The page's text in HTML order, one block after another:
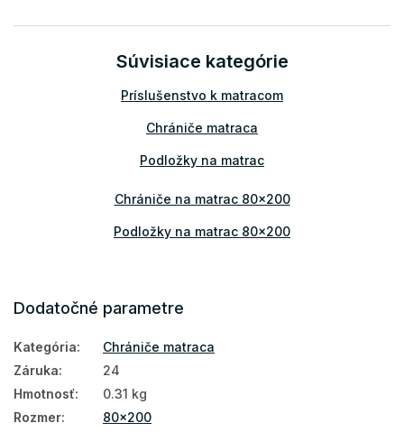
Súvisiace kategórie
Príslušenstvo k matracom
Chrániče matraca
Podložky na matrac
Chrániče na matrac 80x200
Podložky na matrac 80x200
Dodatočné parametre
Kategória:
Chrániče matraca
Záruka:
24
Hmotnosť:
0.31 kg
Rozmer:
80x200